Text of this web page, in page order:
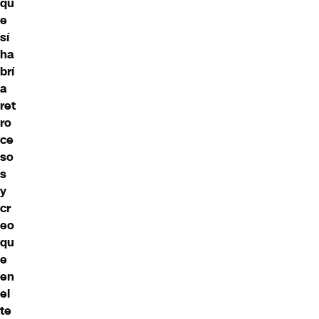
e
sí
ha
brí
a
ret
ro
ce
so
s
y
cr
eo
qu
e
en
el
te